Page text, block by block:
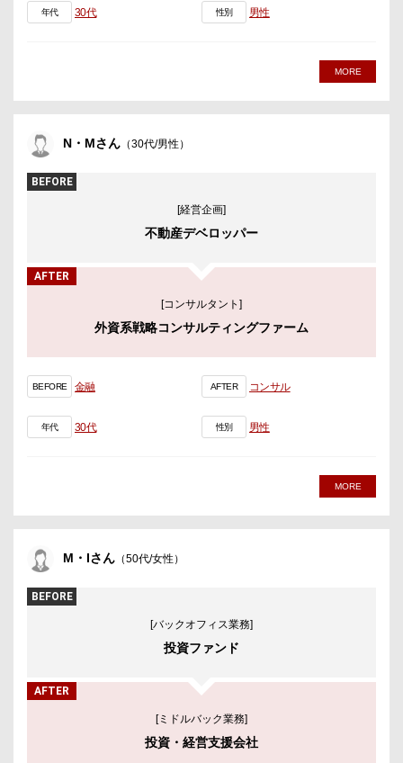
年代 30代 性別 男性
MORE
N・Mさん （30代/男性）
BEFORE
[経営企画]
不動産デベロッパー
AFTER
[コンサルタント]
外資系戦略コンサルティングファーム
BEFORE 金融 AFTER コンサル
年代 30代 性別 男性
MORE
M・Iさん （50代/女性）
BEFORE
[バックオフィス業務]
投資ファンド
AFTER
[ミドルバック業務]
投資・経営支援会社